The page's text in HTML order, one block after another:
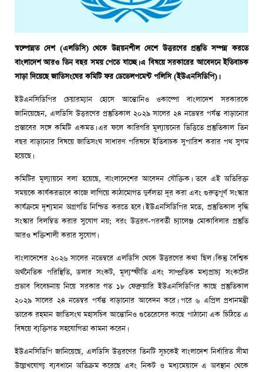
স্বল্পোন্নত দেশ (এলডিসি) থেকে উন্নয়নশীল দেশে উত্তরণের প্রস্তুতি সম্পন্ন করতে
বাংলাদেশ আরও তিন বছর সময় পেতে যাচ্ছে। এ বিষয়ে সরকারের আবেদনে ইতিবাচক
সাড়া দিয়েছে জাতিসংঘের কমিটি ফর ডেভেলপমেন্ট পলিসি (ইউএনসিডিপি)।
ইউএনসিডিপির চেয়ারম্যান হোসে আন্তোনিও ওকাম্পো বাংলাদেশ সরকারকে
জানিয়েছেন, এলডিসি উত্তরণের প্রস্তুতিকাল ২০২৯ সালের ২৪ নভেম্বর পর্যন্ত বাড়ানোর
প্রস্তাবের সঙ্গে কমিটি একমত। এর ফলে কারিগরি মূল্যায়নের ভিত্তিতে প্রস্তুতিকাল তিন
বছর বাড়ানোর বিষয়ে জাতিসংঘ সাধারণ পরিষদে ইতিবাচক সুপারিশ করার পথ সুগম
হয়েছে।
কমিটির মূল্যায়নে বলা হয়েছে, বাংলাদেশের আবেদন যৌক্তিক। তবে এই অতিরিক্ত
সময়কে কার্যকরভাবে কাজে লাগিয়ে কাঠামোগত দুর্বলতা দূর করা এবং গুরুত্বপূর্ণ সংস্কার
কার্যক্রমে দৃশ্যমান অগ্রগতি নিশ্চিত করতে হবে। ইউএনসিডিপির মতে, প্রস্তুতিকাল বৃদ্ধি
সংস্কার বিলম্বিত করার সুযোগ নয়; বরং উত্তরণ-পরবর্তী চ্যালেঞ্জ মোকাবিলার প্রস্তুতি
আরও শক্তিশালী করার সুযোগ।
বাংলাদেশের ২০২৬ সালের নভেম্বরে এলডিসি থেকে উত্তরণের কথা ছিল। কিন্তু বৈশ্বিক
অর্থনৈতিক পরিস্থিতি, ডলার সংকট, মূল্যস্ফীতি এবং সাম্প্রতিক মধ্যপ্রাচ্য সংকটের
প্রভাব বিবেচনায় নিয়ে সরকার গত ১৮ ফেব্রুয়ারি ইউএনসিডিপির কাছে প্রস্তুতিকাল
২০২৯ সালের ২৪ নভেম্বর পর্যন্ত বাড়ানোর আবেদন করে। পরে ৬ এপ্রিল প্রধানমন্ত্রী
তারেক রহমান জাতিসংঘ মহাসচিব আন্তোনিও গুতেরেসের কাছে পাঠানো এক চিঠিতে এ
বিষয়ে ব্যক্তিগত সহযোগিতা কামনা করেন।
ইউএনসিডিপি জানিয়েছে, এলডিসি উত্তরণের তিনটি সূচকেই বাংলাদেশ নির্ধারিত সীমা
উল্লেখযোগ্য ব্যবধানে অতিক্রম করেছে এবং নিকট ও মধ্যমেয়াদে এ অবস্থান থেকে